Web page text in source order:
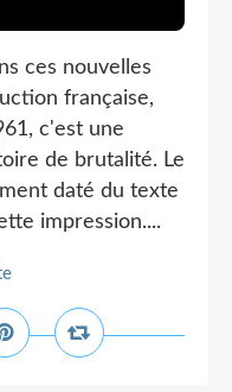
ces nouvelles
française,
c'est une
de brutalité. Le
daté du texte
impression....